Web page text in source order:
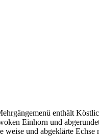
enthält
Einhorn und
und abgeklärte